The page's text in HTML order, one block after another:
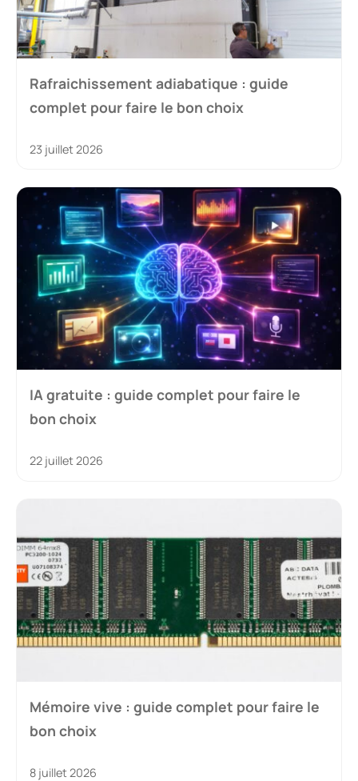
Rafraichissement adiabatique : guide
complet pour faire le bon choix
23 juillet 2026
IA gratuite : guide complet pour faire le
bon choix
22 juillet 2026
Mémoire vive : guide complet pour faire le
bon choix
8 juillet 2026